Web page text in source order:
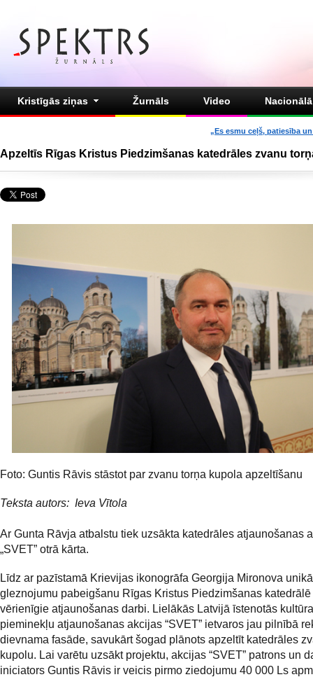
Kristīgās ziņas Žurnāls Video
„Es esmu ceļš, patiesība
Apzeltīs Rīgas Kristus Piedzimšanas katedrāles zvanu
Foto: Guntis Rāvis stāstot par zvanu torņa kupola apzeltīšanu
Teksta autors: Ieva Vītola
Ar Gunta Rāvja atbalstu tiek uzsākta katedrāles atjaunošanas
„SVET” otrā kārta.
Līdz ar pazīstamā Krievijas ikonogrāfa Georgija Mironova
gleznojumu pabeigšanu Rīgas Kristus Piedzimšanas
vērienīgie atjaunošanas darbi. Lielākās Latvijā īstenotās
pieminekļu atjaunošanas akcijas “SVET” ietvaros jau pilnībā
dievnama fasāde, savukārt šogad plānots apzeltīt katedrāles
kupolu. Lai varētu uzsākt projektu, akcijas “SVET” patrons un
iniciators Guntis Rāvis ir veicis pirmo ziedojumu 40 000 Ls